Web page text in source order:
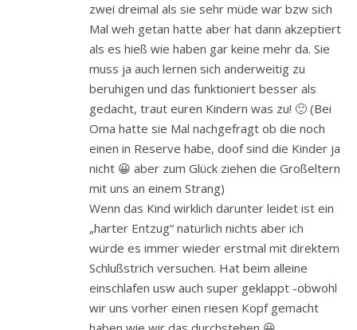
zwei dreimal als sie sehr müde war bzw sich
Mal weh getan hatte aber hat dann akzeptiert
als es hieß wie haben gar keine mehr da. Sie
muss ja auch lernen sich anderweitig zu
beruhigen und das funktioniert besser als
gedacht, traut euren Kindern was zu! 🙂 (Bei
Oma hatte sie Mal nachgefragt ob die noch
einen in Reserve habe, doof sind die Kinder ja
nicht 😀 aber zum Glück ziehen die Großeltern
mit uns an einem Strang)
Wenn das Kind wirklich darunter leidet ist ein
„harter Entzug“ natürlich nichts aber ich
würde es immer wieder erstmal mit direktem
Schlußstrich versuchen. Hat beim alleine
einschlafen usw auch super geklappt -obwohl
wir uns vorher einen riesen Kopf gemacht